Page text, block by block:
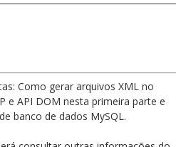
Como gerar arquivos XML no
e API DOM nesta primeira parte e
banco de dados MySQL.